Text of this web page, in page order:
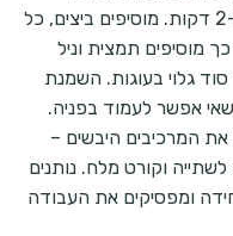
חמאה רכה וסוכר, ומקציפים למשך 2-3 דקות. מוסיפים ביצים, כל
מוסיפים תמצית וניל
גלוי בעוגות. השמנת
אפשר לעמוד בפניה.
את המרכיבים היבשים –
וקורט מלח. נותנים
ומפסיקים את העבודה